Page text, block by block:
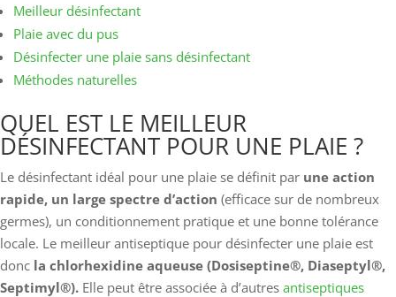
Meilleur désinfectant
Plaie avec du pus
Désinfecter une plaie sans désinfectant
Méthodes naturelles
QUEL EST LE MEILLEUR
DÉSINFECTANT POUR UNE PLAIE ?
Le désinfectant idéal pour une plaie se définit par une action
rapide, un large spectre d’action (efficace sur de nombreux
germes), un conditionnement pratique et une bonne tolérance
locale. Le meilleur antiseptique pour désinfecter une plaie est
donc la chlorhexidine aqueuse (Dosiseptine®, Diaseptyl®,
Septimyl®). Elle peut être associée à d’autres antiseptiques